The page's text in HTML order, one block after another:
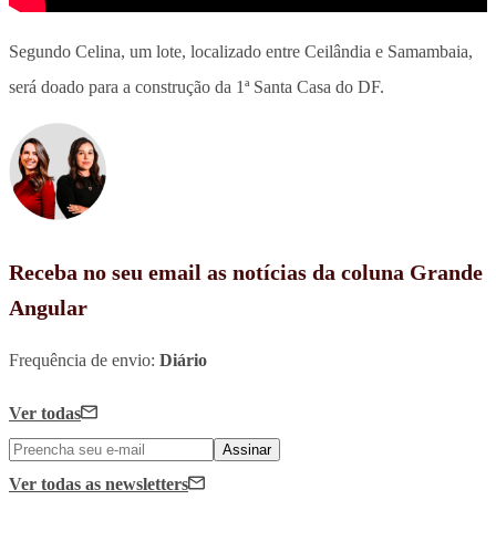
Segundo Celina, um lote, localizado entre Ceilândia e Samambaia,
será doado para a construção da 1ª Santa Casa do DF.
Receba no seu email as notícias da coluna Grande
Angular
Frequência de envio: Diário
Ver todas
Assinar
Ver todas as newsletters